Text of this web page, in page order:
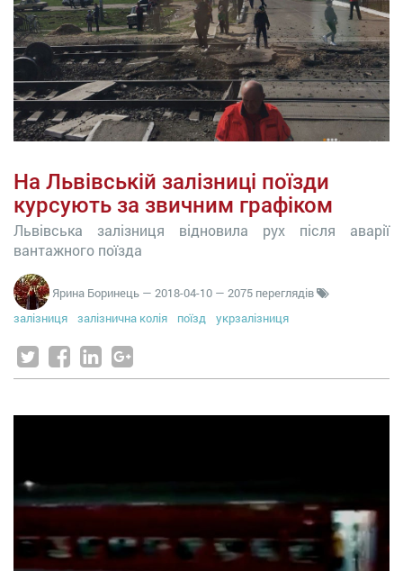
На Львівській залізниці поїзди
курсують за звичним графіком
Львівська залізниця відновила рух після аварії
вантажного поїзда
Ярина Боринець — 2018-04-10 — 2075 переглядів
залізниця
залізнична колія поїзд укрзалізниця